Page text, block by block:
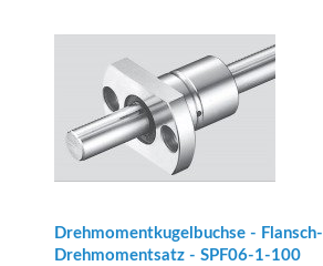
Drehmomentkugelbuchse - Flansch-
Drehmomentsatz - SPF06-1-100